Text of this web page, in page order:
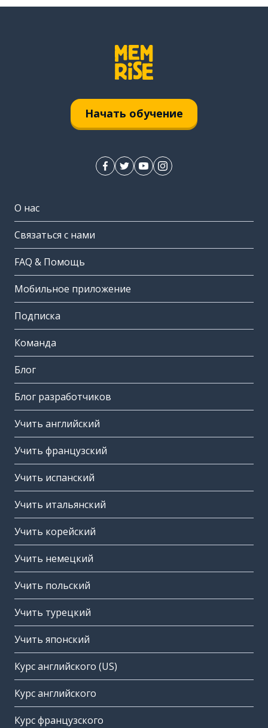
Начать обучение
О нас
Связаться с нами
FAQ & Помощь
Мобильное приложение
Подписка
Команда
Блог
Блог разработчиков
Учить английский
Учить французский
Учить испанский
Учить итальянский
Учить корейский
Учить немецкий
Учить польский
Учить турецкий
Учить японский
Курс английского (US)
Курс английского
Курс французского